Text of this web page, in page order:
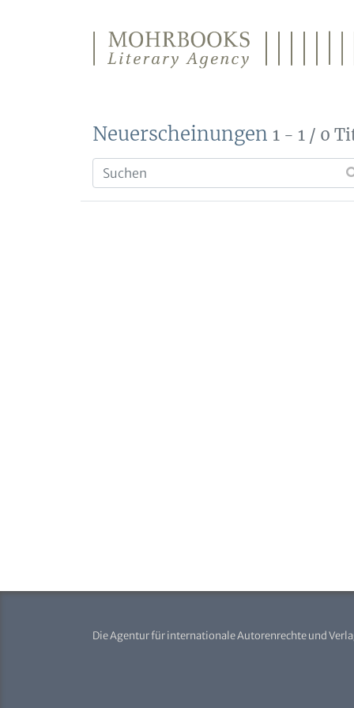
Neuerscheinungen 1 - 1 / 0
Die Agentur für internationale Autorenrechte und